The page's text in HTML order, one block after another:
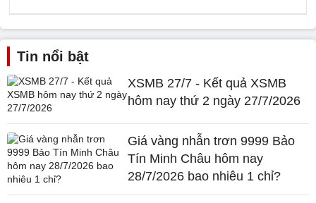
Tin nổi bật
XSMB 27/7 - Kết quả XSMB
hôm nay thứ 2 ngày 27/7/2026
Giá vàng nhẫn trơn 9999 Bảo
Tín Minh Châu hôm nay
28/7/2026 bao nhiêu 1 chỉ?